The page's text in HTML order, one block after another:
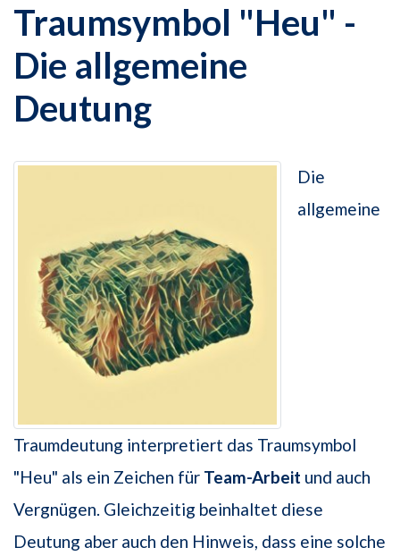
Traumsymbol "Heu" -
Die allgemeine
Deutung
Die
allgemeine
Traumdeutung interpretiert das Traumsymbol
"Heu" als ein Zeichen für Team-Arbeit und auch
Vergnügen. Gleichzeitig beinhaltet diese
Deutung aber auch den Hinweis, dass eine solche